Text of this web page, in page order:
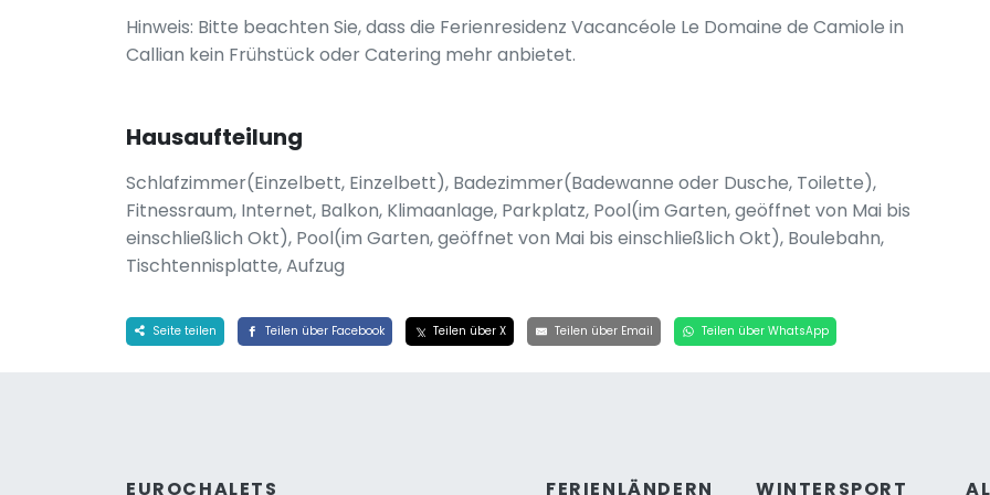
Hinweis: Bitte beachten Sie, dass die Ferienresidenz Vacancéole Le Domaine de Camiole in
Callian kein Frühstück oder Catering mehr anbietet.
Hausaufteilung
Schlafzimmer(Einzelbett, Einzelbett), Badezimmer(Badewanne oder Dusche, Toilette),
Fitnessraum, Internet, Balkon, Klimaanlage, Parkplatz, Pool(im Garten, geöffnet von Mai bis
einschließlich Okt), Pool(im Garten, geöffnet von Mai bis einschließlich Okt), Boulebahn,
Tischtennisplatte, Aufzug
Seite teilen Teilen über Facebook Teilen über X Teilen über Email Teilen über WhatsApp
EUROCHALETS FERIENLÄNDERN WINTERSPORT